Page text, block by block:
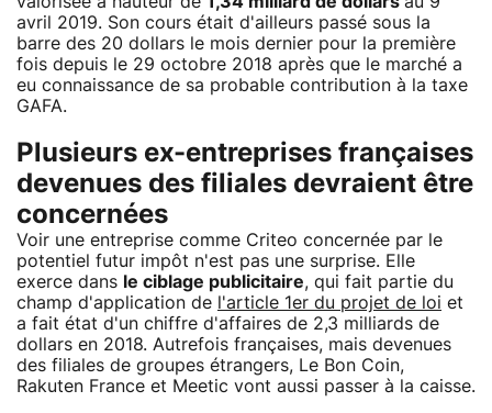
avril 2019. Son cours était d'ailleurs passé sous la
barre des 20 dollars le mois dernier pour la première
fois depuis le 29 octobre 2018 après que le marché a
eu connaissance de sa probable contribution à la taxe
GAFA.
Plusieurs ex-entreprises françaises
devenues des filiales devraient être
concernées
Voir une entreprise comme Criteo concernée par le
potentiel futur impôt n'est pas une surprise. Elle
exerce dans le ciblage publicitaire, qui fait partie du
champ d'application de
l'article 1er du projet de loi et
a fait état d'un chiffre d'affaires de 2,3 milliards de
dollars en 2018. Autrefois françaises, mais devenues
des filiales de groupes étrangers, Le Bon Coin,
Rakuten France et Meetic vont aussi passer à la caisse.